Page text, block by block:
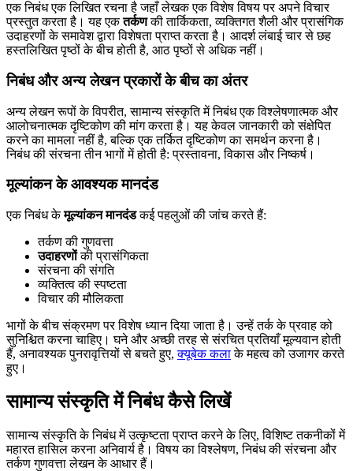
एक निबंध एक लिखित रचना है जहाँ लेखक एक विशेष विषय पर अपने विचार
प्रस्तुत करता है। यह एकतर्कणकी तार्किकता, व्यक्तिगत शैली और प्रासंगिक
उदाहरणों के समावेश द्वारा विशेषता प्राप्त करता है। आदर्श लंबाई चार से छह
हस्तलिखित पृष्ठों के बीच होती है, आठ पृष्ठों से अधिक नहीं।
निबंध और अन्य लेखन प्रकारों के बीच का अंतर
अन्य लेखन रूपों के विपरीत, सामान्य संस्कृति में निबंध एक विश्लेषणात्मक और
आलोचनात्मक दृष्टिकोण की मांग करता है। यह केवल जानकारी को संक्षेपित
करने का मामला नहीं है, बल्कि एक तर्कित दृष्टिकोण का समर्थन करना है।
निबंध की संरचना तीन भागों में होती है: प्रस्तावना, विकास और निष्कर्ष।
मूल्यांकन के आवश्यक मानदंड
एक निबंध केमूल्यांकन मानदंडकई पहलुओं की जांच करते हैं:
तर्कण की गुणवत्ता
उदाहरणोंकी प्रासंगिकता
संरचना की संगति
व्यक्तित्व की स्पष्टता
विचार की मौलिकता
भागों के बीच संक्रमण पर विशेष ध्यान दिया जाता है। उन्हें तर्क के प्रवाह को
सुनिश्चित करना चाहिए। घने और अच्छी तरह से संरचित प्रतियाँ मूल्यवान होती
हैं, अनावश्यक पुनरावृत्तियों से बचते हुए,क्यूबेक कलाके महत्व को उजागर करते
हुए।
सामान्य संस्कृति में निबंध कैसे लिखें
सामान्य संस्कृति के निबंध में उत्कृष्टता प्राप्त करने के लिए, विशिष्ट तकनीकों में
महारत हासिल करना अनिवार्य है। विषय का विश्लेषण, निबंध की संरचना और
तर्कण गुणवत्ता लेखन के आधार हैं।